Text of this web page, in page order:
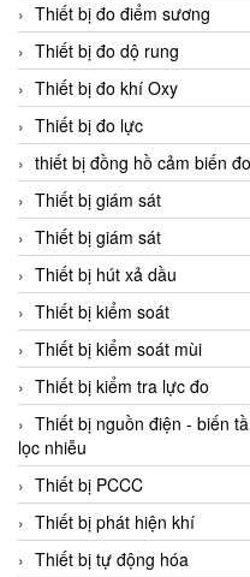
Thiết bị đo điểm sương
Thiết bị đo dộ rung
Thiết bị đo khí Oxy
Thiết bị đo lực
thiết bị đồng hồ cảm biến
Thiết bị giám sát
Thiết bị giám sát
Thiết bị hút xả dầu
Thiết bị kiểm soát
Thiết bị kiểm soát mùi
Thiết bị kiểm tra lực đo
Thiết bị nguồn điện - biến
lọc nhiễu
Thiết bị PCCC
Thiết bị phát hiện khí
Thiết bị tự động hóa